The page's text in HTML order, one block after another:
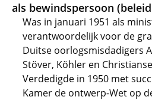
als bewindspersoon
Was in januari 1951 als
verantwoordelijk voor de
Duitse oorlogsmisdadigers
Stöver, Köhler en
Verdedigde in 1950 met
Kamer de ontwerp-Wet op